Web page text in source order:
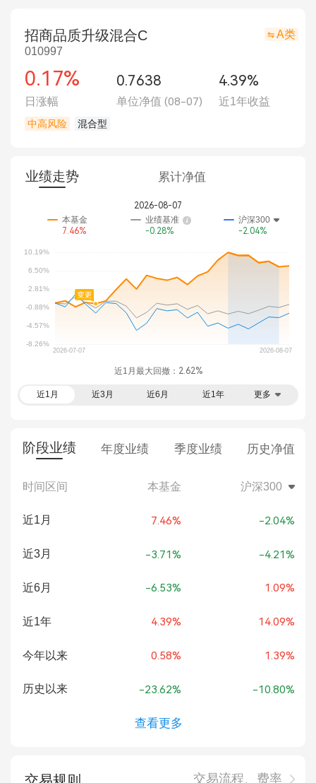
招商品质升级混合C
010997
A类
0.17% 0.7638 4.39%
日涨幅 单位净值 (08-07) 近1年收益
中高风险 混合型
业绩走势 累计净值
2026-08-07
本基金
7.46%
业绩基准
-0.28%
沪深300
-2.04%
近1月最大回撤： 2.62%
近1月 近3月 近6月 近1年 更多
阶段业绩 年度业绩 季度业绩 历史净值
时间区间 本基金 沪深300
近1月 7.46% -2.04%
近3月 -3.71% -4.21%
近6月 -6.53% 1.09%
近1年 4.39% 14.09%
今年以来 0.58% 1.39%
历史以来 -23.62% -10.80%
查看更多
交易流程、费率